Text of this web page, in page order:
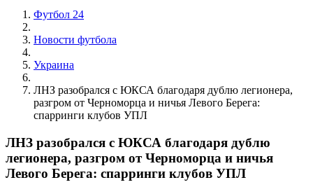
Футбол 24
Новости футбола
Украина
ЛНЗ разобрался с ЮКСА благодаря дублю легионера,
разгром от Черноморца и ничья Левого Берега:
спарринги клубов УПЛ
ЛНЗ разобрался с ЮКСА благодаря дублю
легионера, разгром от Черноморца и ничья
Левого Берега: спарринги клубов УПЛ